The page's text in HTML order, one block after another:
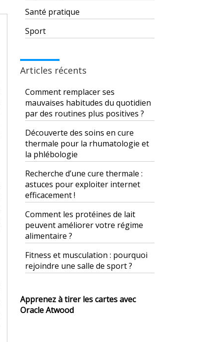
Santé pratique
Sport
Articles récents
Comment remplacer ses
mauvaises habitudes du quotidien
par des routines plus positives ?
Découverte des soins en cure
thermale pour la rhumatologie et
la phlébologie
Recherche d’une cure thermale :
astuces pour exploiter internet
efficacement !
Comment les protéines de lait
peuvent améliorer votre régime
alimentaire ?
Fitness et musculation : pourquoi
rejoindre une salle de sport ?
Apprenez à tirer les cartes avec
Oracle Atwood